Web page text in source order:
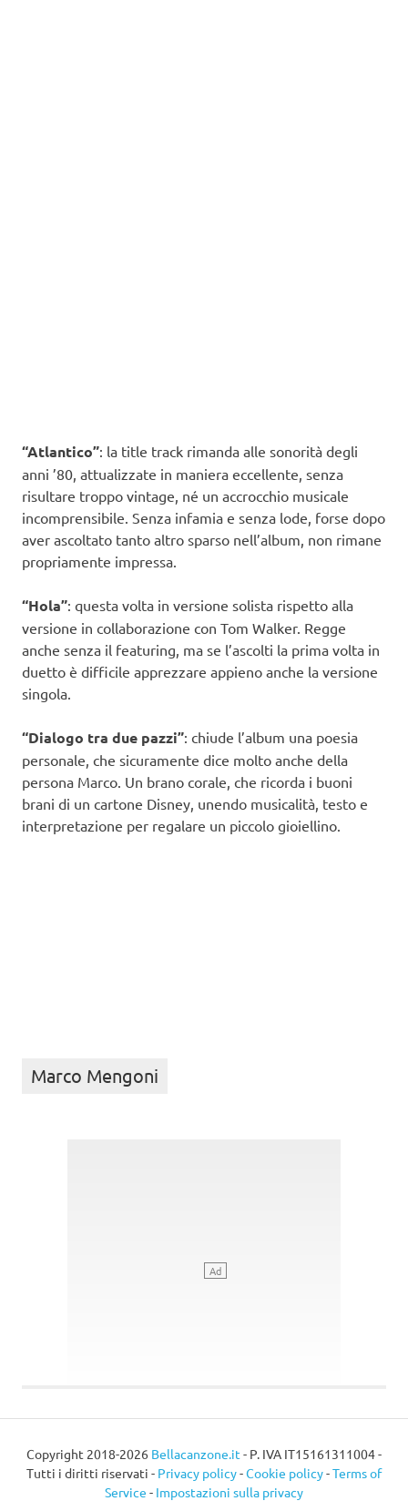
“Atlantico”: la title track rimanda alle sonorità degli
anni ’80, attualizzate in maniera eccellente, senza
risultare troppo vintage, né un accrocchio musicale
incomprensibile. Senza infamia e senza lode, forse dopo
aver ascoltato tanto altro sparso nell’album, non rimane
propriamente impressa.
“Hola”: questa volta in versione solista rispetto alla
versione in collaborazione con Tom Walker. Regge
anche senza il featuring, ma se l’ascolti la prima volta in
duetto è difficile apprezzare appieno anche la versione
singola.
“Dialogo tra due pazzi”: chiude l’album una poesia
personale, che sicuramente dice molto anche della
persona Marco. Un brano corale, che ricorda i buoni
brani di un cartone Disney, unendo musicalità, testo e
interpretazione per regalare un piccolo gioiellino.
Marco Mengoni
Copyright 2018-2026 Bellacanzone.it - P. IVA IT15161311004 -
Tutti i diritti riservati - Privacy policy-Cookie policy-Terms of
Service - Impostazioni sulla privacy